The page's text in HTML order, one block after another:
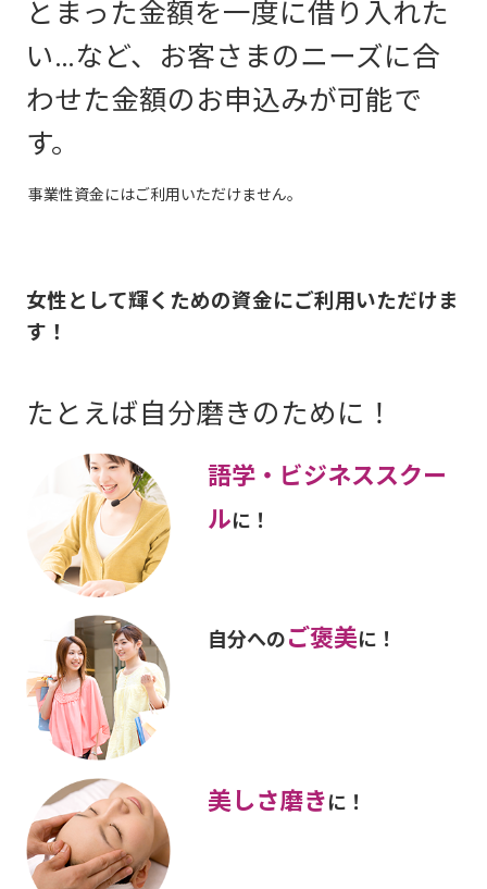
とまった金額を一度に借り入れた
い…など、お客さまのニーズに合
わせた金額のお申込みが可能で
す。
事業性資金にはご利用いただけません。
女性として輝くための資金にご利用いただけま
す！
たとえば自分磨きのために！
語学・ビジネススクー
ルに！
自分へのご褒美に！
美しさ磨きに！